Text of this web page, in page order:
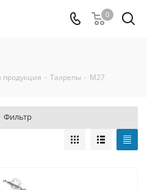
0
- Талрепы - М27
Фильтр